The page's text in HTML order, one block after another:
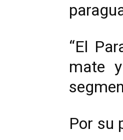
“El
mate
Por su